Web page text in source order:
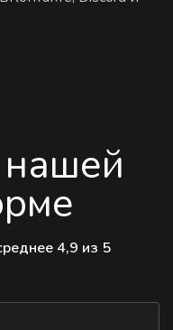
4,9 из 5